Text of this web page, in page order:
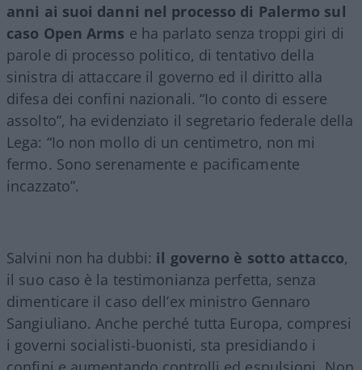
anni ai suoi danni nel processo di Palermo sul
caso Open Arms e ha parlato senza troppi giri di
parole di processo politico, di tentativo della
sinistra di attaccare il governo ed il diritto alla
difesa dei confini nazionali. “Io conto di essere
assolto”, ha evidenziato il segretario federale della
Lega: “Io non mollo di un centimetro, non mi
fermo. Sono serenamente e pacificamente
incazzato”.
Salvini non ha dubbi: il governo è sotto attacco,
il suo caso è la testimonianza perfetta, senza
dimenticare il caso dell’ex ministro Gennaro
Sangiuliano. Anche perché tutta Europa, compresi
i governi socialisti-buonisti, sta presidiando i